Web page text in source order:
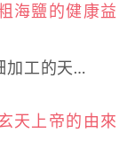
海鹽的健康益
加工的天…
天上帝的由來